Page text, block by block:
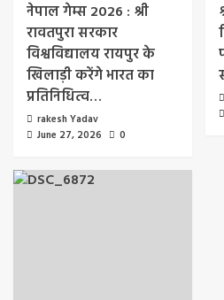
नेपाल गेम्स 2026 : श्री
रावतपुरा सरकार
विश्वविद्यालय रायपुर के
खिलाड़ी करेंगे भारत का
प्रतिनिधित्व…
rakesh Yadav
June 27, 2026
0